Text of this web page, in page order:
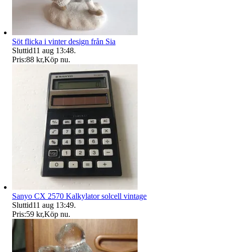
Söt flicka i vinter design från Sia
Sluttid11 aug 13:48.
Pris:88 kr,Köp nu.
Sanyo CX 2570 Kalkylator solcell vintage
Sluttid11 aug 13:49.
Pris:59 kr,Köp nu.